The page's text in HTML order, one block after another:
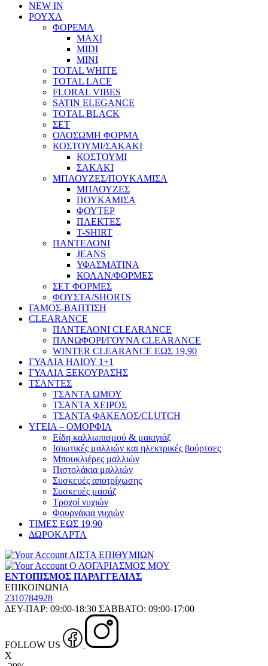
NEW IN
ΡΟΥΧΑ
ΦΟΡΕΜΑ
MAXI
MIDI
MINI
TOTAL WHITE
TOTAL LACE
FLORAL VIBES
SATIN ELEGANCE
TOTAL BLACK
ΣΕΤ
ΟΛΟΣΩΜΗ ΦΟΡΜΑ
ΚΟΣΤΟΥΜΙ/ΣΑΚΑΚΙ
ΚΟΣΤΟΥΜΙ
ΣΑΚΑΚΙ
ΜΠΛΟΥΖΕΣ/ΠΟΥΚΑΜΙΣΑ
ΜΠΛΟΥΖΕΣ
ΠΟΥΚΑΜΙΣΑ
ΦΟΥΤΕΡ
ΠΛΕΚΤΕΣ
T-SHIRT
ΠΑΝΤΕΛΟΝΙ
JEANS
ΥΦΑΣΜΑΤΙΝΑ
ΚΟΛΑΝ/ΦΟΡΜΕΣ
ΣΕΤ ΦΟΡΜΕΣ
ΦΟΥΣΤΑ/SHORTS
ΓΑΜΟΣ-ΒΑΠΤΙΣΗ
CLEARANCE
ΠΑΝΤΕΛΟΝΙ CLEARANCE
ΠΑΝΩΦΟΡΙ/ΓΟΥΝΑ CLEARANCE
WINTER CLEARANCE ΕΩΣ 19,90
ΓΥΑΛΙΑ ΗΛΙΟΥ 1+1
ΓΥΑΛΙΑ ΞΕΚΟΥΡΑΣΗΣ
ΤΣΑΝΤΕΣ
ΤΣΑΝΤΑ ΩΜΟΥ
ΤΣΑΝΤΑ ΧΕΙΡΟΣ
ΤΣΑΝΤΑ ΦΑΚΕΛΟΣ/CLUTCH
ΥΓΕΙΑ – ΟΜΟΡΦΙΑ
Είδη καλλωπισμού & μακιγιάζ
Ισιωτικές μαλλιών και ηλεκτρικές βούρτσες
Μπουκλιέρες μαλλιών
Πιστολάκια μαλλιών
Συσκευές αποτρίχωσης
Συσκευές μασάζ
Τροχοί νυχιών
Φουρνάκια νυχιών
ΤΙΜΕΣ ΕΩΣ 19,90
ΔΩΡΟΚΑΡΤΑ
ΛΙΣΤΑ ΕΠΙΘΥΜΙΩΝ
Ο ΛΟΓΑΡΙΑΣΜΟΣ ΜΟΥ
ΕΝΤΟΠΙΣΜΟΣ ΠΑΡΑΓΓΕΛΙΑΣ
ΕΠΙΚΟΙΝΩΝΙΑ
2310784928
ΔΕΥ-ΠΑΡ: 09:00-18:30 ΣΑΒΒΑΤΟ: 09:00-17:00
FOLLOW US
X